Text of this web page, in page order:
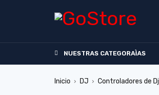
NUESTRAS CATEGORAÌAS
Inicio › DJ › Controladores de Dj